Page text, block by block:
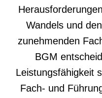
Wandels und
zunehmenden
BGM
Leistungsfähigkeit
Fach- und